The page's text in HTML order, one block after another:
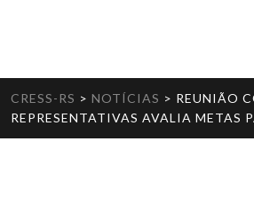
CRESS-RS > NOTÍCIAS > REUNIÃO
REPRESENTATIVAS AVALIA METAS